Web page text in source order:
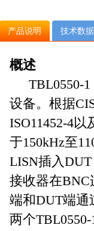
产品说明 技术数据
概述
TBL0550-
设备。根据
ISO11452-4以
于150kHz至
LISN插入DUT
接收器在BNC
端和DUT端通
两个TBL0550-